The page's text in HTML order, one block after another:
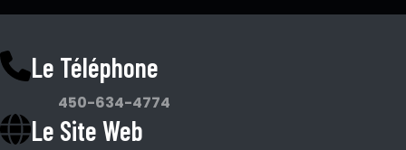
Le Téléphone
450-634-4774
Le Site Web